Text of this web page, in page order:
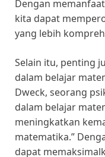
Dengan
kita dapat
yang lebih
Selain itu, penting
dalam belajar
Dweck, seorang
dalam belajar
meningkatkan
matematika.”
dapat